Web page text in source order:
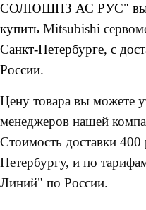
СОЛЮШНЗ АС РУС" вы
купить Mitsubishi
Санкт-Петербурге, с
России.
Цену товара вы можете
менеджеров нашей
Стоимость доставки
Петербургу, и по
Линий" по России.